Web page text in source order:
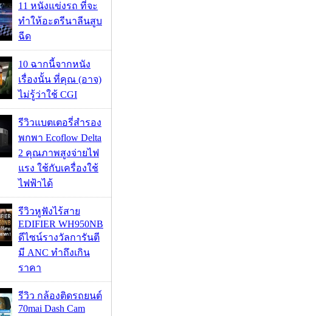
11 หนังแข่งรถ ที่จะ
ทำให้อะดรีนาลีนสูบ
ฉีด
10 ฉากนี้จากหนัง
เรื่องนั้น ที่คุณ (อาจ)
ไม่รู้ว่าใช้ CGI
รีวิวแบตเตอรี่สำรอง
พกพา Ecoflow Delta
2 คุณภาพสูงจ่ายไฟ
แรง ใช้กับเครื่องใช้
ไฟฟ้าได้
รีวิวหูฟังไร้สาย
EDIFIER WH950NB
ดีไซน์รางวัลการันตี
มี ANC ทำถึงเกิน
ราคา
รีวิว กล้องติดรถยนต์
70mai Dash Cam